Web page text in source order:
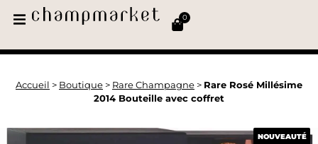
0
Accueil > Boutique > Rare Champagne > Rare Rosé Millésime
2014 Bouteille avec coffret
NOUVEAUTÉ